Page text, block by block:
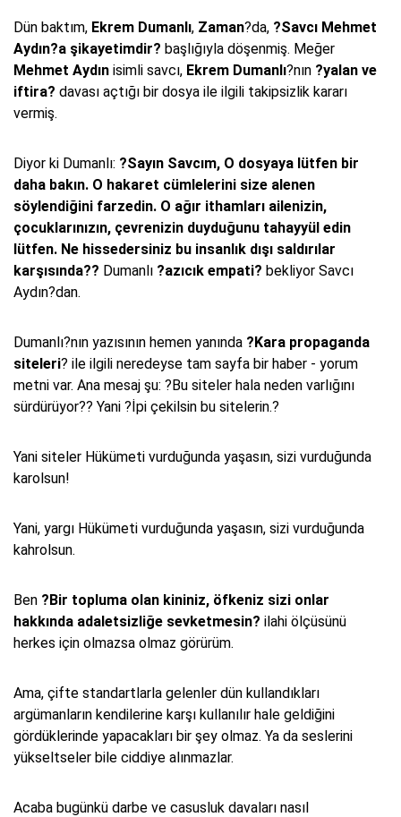
Dün baktım, Ekrem Dumanlı, Zaman?da, ?Savcı Mehmet
Aydın?a şikayetimdir? başlığıyla döşenmiş. Meğer
Mehmet Aydın isimli savcı, Ekrem Dumanlı?nın ?yalan ve
iftira? davası açtığı bir dosya ile ilgili takipsizlik kararı
vermiş.
Diyor ki Dumanlı: ?Sayın Savcım, O dosyaya lütfen bir
daha bakın. O hakaret cümlelerini size alenen
söylendiğini farzedin. O ağır ithamları ailenizin,
çocuklarınızın, çevrenizin duyduğunu tahayyül edin
lütfen. Ne hissedersiniz bu insanlık dışı saldırılar
karşısında?? Dumanlı ?azıcık empati? bekliyor Savcı
Aydın?dan.
Dumanlı?nın yazısının hemen yanında ?Kara propaganda
siteleri? ile ilgili neredeyse tam sayfa bir haber - yorum
metni var. Ana mesaj şu: ?Bu siteler hala neden varlığını
sürdürüyor?? Yani ?İpi çekilsin bu sitelerin.?
Yani siteler Hükümeti vurduğunda yaşasın, sizi vurduğunda
karolsun!
Yani, yargı Hükümeti vurduğunda yaşasın, sizi vurduğunda
kahrolsun.
Ben ?Bir topluma olan kininiz, öfkeniz sizi onlar
hakkında adaletsizliğe sevketmesin? ilahi ölçüsünü
herkes için olmazsa olmaz görürüm.
Ama, çifte standartlarla gelenler dün kullandıkları
argümanların kendilerine karşı kullanılır hale geldiğini
gördüklerinde yapacakları bir şey olmaz. Ya da seslerini
yükseltseler bile ciddiye alınmazlar.
Acaba bugünkü darbe ve casusluk davaları nasıl